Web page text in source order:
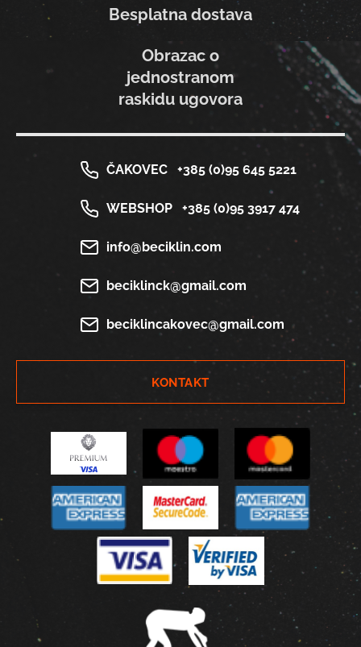
Besplatna dostava
Obrazac o
jednostranom
raskidu ugovora
ČAKOVEC +385 (0)95 645 5221
WEBSHOP +385 (0)95 3917 474
info@beciklin.com
beciklinck@gmail.com
beciklincakovec@gmail.com
KONTAKT